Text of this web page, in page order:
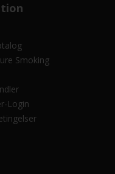
Smoking
Login